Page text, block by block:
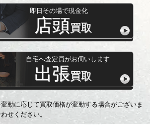
即日その場で現金化
店頭買取
自宅へ査定員がお伺いします
出張買取
動に応じて買取価格が変動する場合がございま
せください。